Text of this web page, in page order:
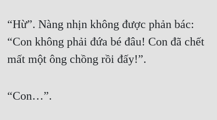
“Hừ”. Nàng nhịn không được phản bác:
“Con không phải đứa bé đâu! Con đã chết
mất một ông chồng rồi đấy!”.
“Con…”.